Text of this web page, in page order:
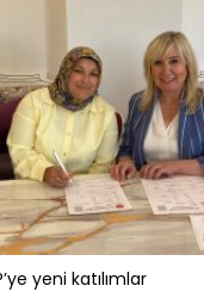
yeni katılımlar